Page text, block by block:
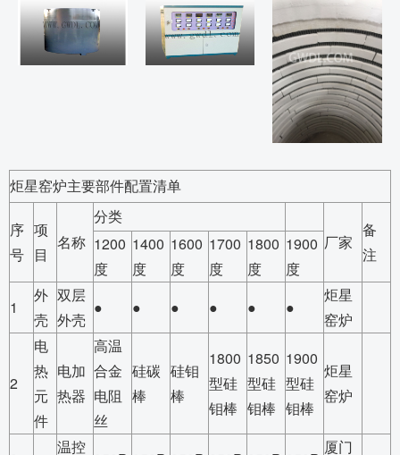
炬星窑炉主要部件配置清单
序
号
项
目
名称
分类
厂家
备
注
1200
度
1400
度
1600
度
1700
度
1800
度
1900
度
1
外
壳
双层
外壳
● ● ● ● ● ●
炬星
窑炉
2
电
热
元
件
电加
热器
高温
合金
电阻
丝
硅碳
棒
硅钼
棒
1800
型硅
钼棒
1850
型硅
钼棒
1900
型硅
钼棒
炬星
窑炉
温控
厦门